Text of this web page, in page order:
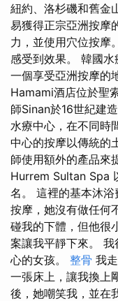
紐約、洛杉磯和舊金
易獲得正宗亞洲按摩
力，並使用穴位按摩
感受到效果。 韓國
一個享受亞洲按摩的
Hamami酒店位於聖
師Sinan於16世紀建
水療中心，在不同時
中心的按摩以傳統的
師使用額外的產品來
Hurrem Sultan Spa
名。 這裡的基本沐
按摩，她沒有做任何
碰我的下體，但他很
案讓我平靜下來。
心的女孩。 整骨 我
一張床上，讓我換上
後，她嘲笑我，並在